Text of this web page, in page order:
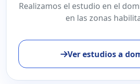
Realizamos el estudio en el
en las zonas
Ver estudios a